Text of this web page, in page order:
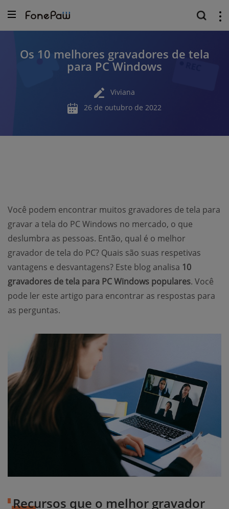
Os 10 melhores gravadores de tela
para PC Windows
Viviana
26 de outubro de 2022
Você podem encontrar muitos gravadores de tela para
gravar a tela do PC Windows no mercado, o que
deslumbra as pessoas. Então, qual é o melhor
gravador de tela do PC? Quais são suas respetivas
vantagens e desvantagens? Este blog analisa 10
gravadores de tela para PC Windows populares. Você
pode ler este artigo para encontrar as respostas para
as perguntas.
Recursos que o melhor gravador